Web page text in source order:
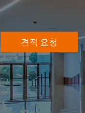
견적 요청